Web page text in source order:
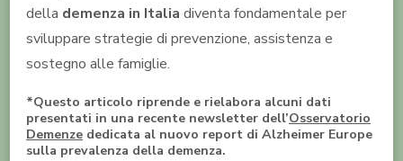
della demenza in Italia diventa fondamentale per
sviluppare strategie di prevenzione, assistenza e
sostegno alle famiglie.
*Questo articolo riprende e rielabora alcuni dati
presentati in una recente newsletter dell’Osservatorio
Demenze dedicata al nuovo report di Alzheimer Europe
sulla prevalenza della demenza.